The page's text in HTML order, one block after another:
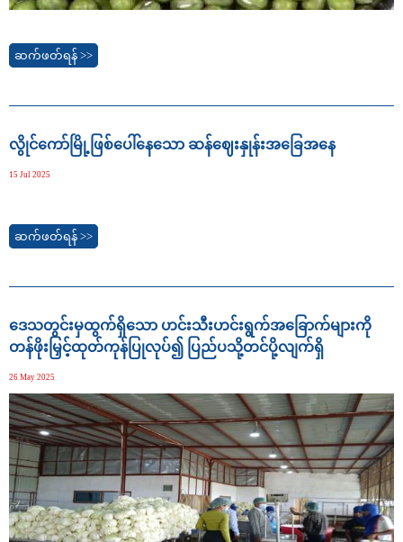
ဆက်ဖတ်ရန် >>
လွိုင်ကော်မြို့ဖြစ်ပေါ်နေသော ဆန်ဈေးနှုန်းအခြေအနေ
15 Jul 2025
ဆက်ဖတ်ရန် >>
ဒေသတွင်းမှထွက်ရှိသော ဟင်းသီးဟင်းရွက်အခြောက်များကို
တန်ဖိုးမြှင့်ထုတ်ကုန်ပြုလုပ်၍ ပြည်ပသို့တင်ပို့လျက်ရှိ
26 May 2025